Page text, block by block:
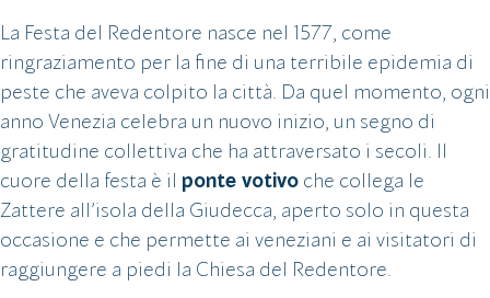
La Festa del Redentore nasce nel 1577, come
ringraziamento per la fine di una terribile epidemia di
peste che aveva colpito la città. Da quel momento, ogni
anno Venezia celebra un nuovo inizio, un segno di
gratitudine collettiva che ha attraversato i secoli. Il
cuore della festa è il ponte votivoche collega le
Zattere all’isola della Giudecca, aperto solo in questa
occasione e che permette ai veneziani e ai visitatori di
raggiungere a piedi la Chiesa del Redentore.